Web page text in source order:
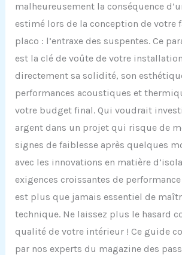
malheureusement la conséquence
estimé lors de la conception de votre
placo : l’entraxe des suspentes. Ce
est la clé de voûte de votre
directement sa solidité, son
performances acoustiques et
votre budget final. Qui voudrait
argent dans un projet qui risque de
signes de faiblesse après quelques
avec les innovations en matière
exigences croissantes de
est plus que jamais essentiel de
technique. Ne laissez plus le hasard
qualité de votre intérieur ! Ce guide
par nos experts du magazine des